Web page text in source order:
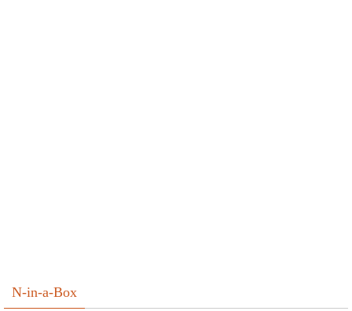
N-in-a-Box